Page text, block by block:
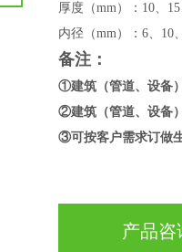
厚度（mm）：10、
内径（mm）：​6、10
备注：
①建筑（管道、设备
②建筑（管道、设备
③​可按客户需求订做
产品咨